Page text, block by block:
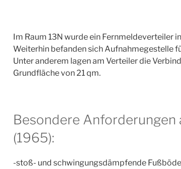
Im Raum 13N wurde ein Fernmeldeverteiler
Weiterhin befanden sich Aufnahmegestelle
Unter anderem lagen am Verteiler die
Grundfläche von 21 qm.
Besondere Anforderungen
(1965):
-stoß- und schwingungsdämpfende